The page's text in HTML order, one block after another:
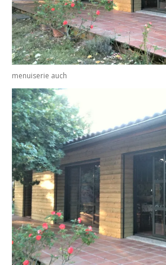
menuiserie auch